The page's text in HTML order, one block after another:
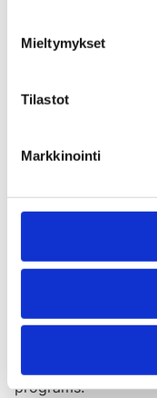
Mieltymykset
Tilastot
Markkinointi
Be at the forefront
Ready to
1. Choose Your
programs.